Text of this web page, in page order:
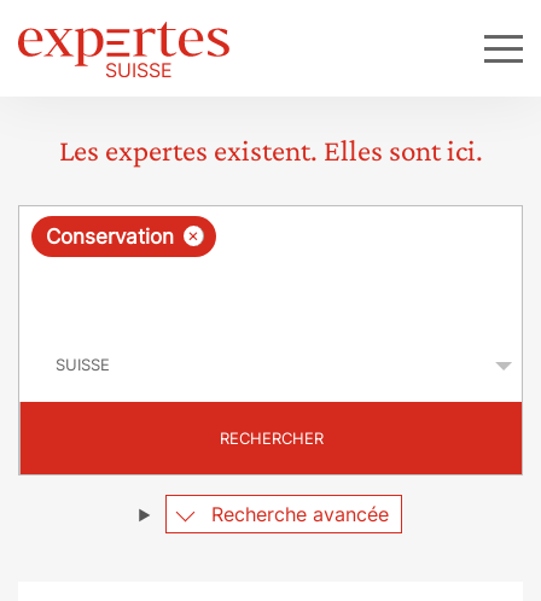
Les expertes existent. Elles sont ici.
R
ê
e
×
Conservation
RECHERCHER
Recherche avancée